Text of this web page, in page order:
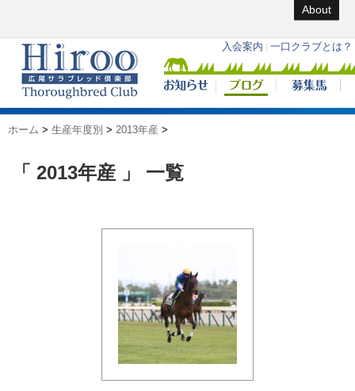
About
ホーム > 生産年度別 > 2013年産 >
「 2013年産 」 一覧